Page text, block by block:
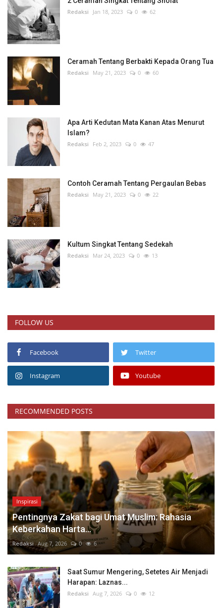
Redaksi Jan 18, 2023 0 62
Ceramah Tentang Berbakti Kepada Orang Tua
Redaksi May 21, 2023 0 60
Apa Arti Kedutan Mata Kanan Atas Menurut
Islam?
Redaksi Feb 2, 2023 0 47
Contoh Ceramah Tentang Pergaulan Bebas
Redaksi May 21, 2023 0 22
Kultum Singkat Tentang Sedekah
Redaksi Mar 24, 2023 0 13
FOLLOW US
Facebook Twitter
Instagram Youtube
RECOMMENDED POSTS
Inspirasi
Pentingnya Zakat bagi Umat Muslim: Rahasia
Keberkahan Harta...
Redaksi Aug 7, 2026 0 6
Saat Sumur Mengering, Setetes Air Menjadi
Harapan: Laznas...
Redaksi Aug 7, 2026 0 12